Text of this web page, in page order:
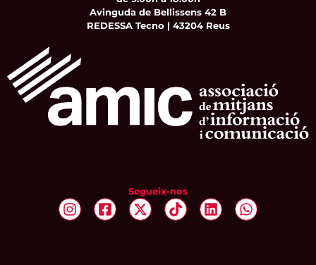
Avinguda de Bellissens 42 B
REDESSA Tecno | 43204 Reus
Segueix-nos